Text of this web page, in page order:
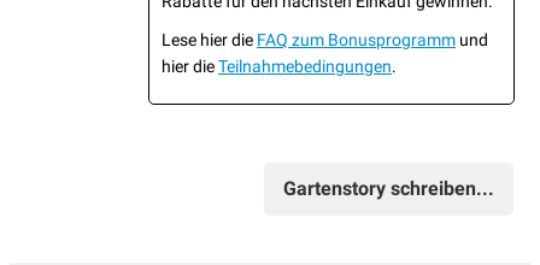
Lese hier die FAQ zum Bonusprogramm und
hier dieTeilnahmebedingungen.
Gartenstory schreiben...